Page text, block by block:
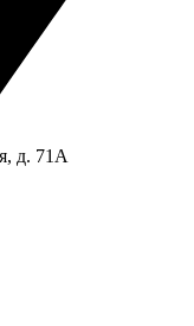
д. 71А